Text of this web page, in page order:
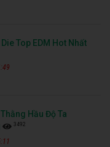
Top EDM Hot Nhất
Hầu Độ Ta
3492